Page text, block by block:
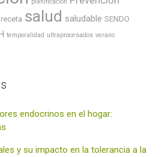
planificación
receta salud saludable SENDO
temporalidad ultraprocesados verano
endocrinos en el hogar:
y su impacto en la tolerancia a la